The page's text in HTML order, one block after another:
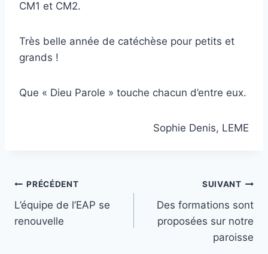
CM1 et CM2.
Très belle année de catéchèse pour petits et
grands !
Que « Dieu Parole » touche chacun d’entre eux.
Sophie Denis, LEME
Navigation
de
PRÉCÉDENT
L’équipe de l’EAP se
renouvelle
SUIVANT
Des formations sont
proposées sur notre
paroisse